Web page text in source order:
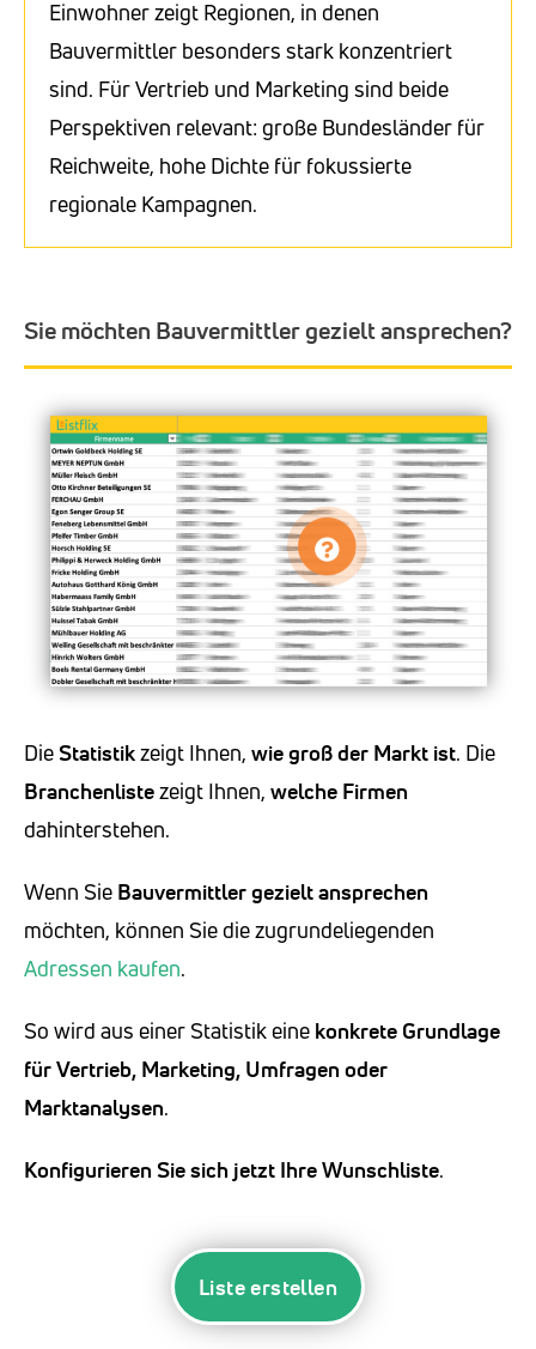
Einwohner zeigt Regionen, in denen
Bauvermittler besonders stark konzentriert
sind. Für Vertrieb und Marketing sind beide
Perspektiven relevant: große Bundesländer für
Reichweite, hohe Dichte für fokussierte
regionale Kampagnen.
Sie möchten Bauvermittler gezielt ansprechen?
DieStatistikzeigt Ihnen, wie groß der Markt ist. Die
Branchenlistezeigt Ihnen, welche Firmen
dahinterstehen.
Wenn Sie Bauvermittlergezielt ansprechen
möchten, können Sie die zugrundeliegenden
Adressen kaufen.
So wird aus einer Statistik eine konkrete Grundlage
für Vertrieb, Marketing, Umfragen oder
Marktanalysen.
Konfigurieren Sie sich jetzt Ihre Wunschliste.
Liste erstellen